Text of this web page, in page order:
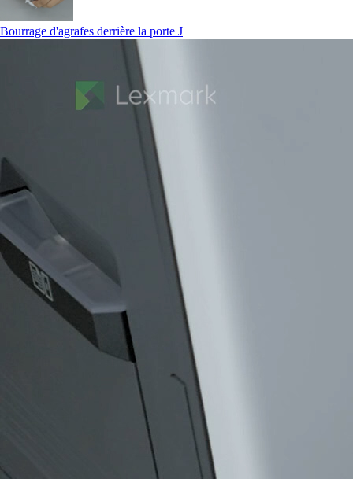
Bourrage d'agrafes derrière la porte J